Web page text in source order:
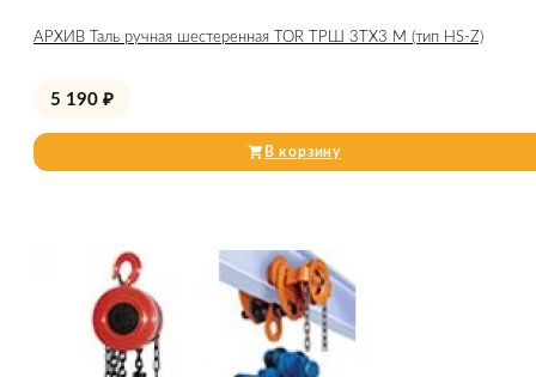
АРХИВ Таль ручная шестеренная TOR ТРШ 3ТХ3 М (тип HS-Z)
5 190 ₽
В корзину